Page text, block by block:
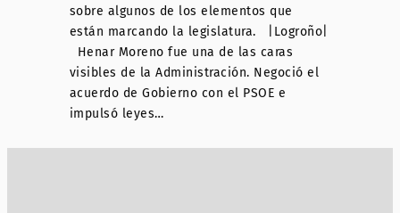
sobre algunos de los elementos que
están marcando la legislatura. |Logroño|
Henar Moreno fue una de las caras
visibles de la Administración. Negoció el
acuerdo de Gobierno con el PSOE e
impulsó leyes…